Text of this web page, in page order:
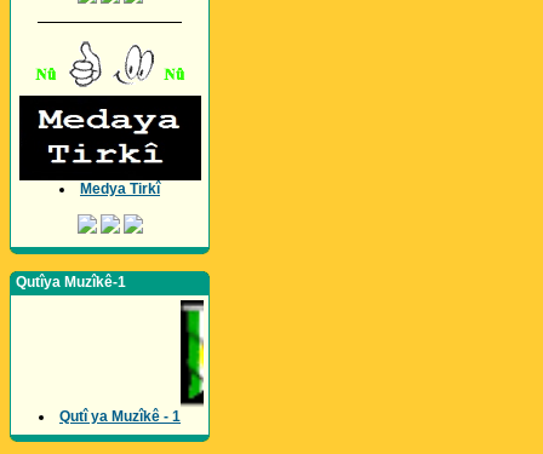
Medya Tirkî
Qutîya Muzîkê-1
Qutî ya Muzîkê - 1